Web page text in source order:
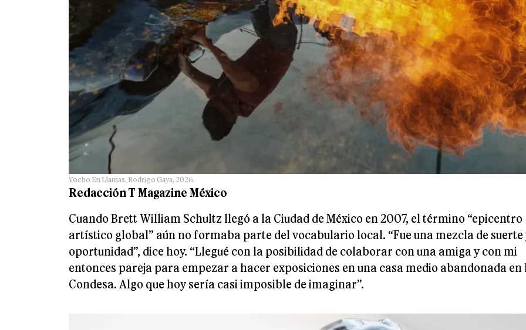
Vocho En Llamas, Rodrigo Gaya, 2026.
Redacción T Magazine México
Cuando Brett William Schultz llegó a la Ciudad de México en 2007, el término “epicentro
artístico global” aún no formaba parte del vocabulario local. “Fue una mezcla de suerte
oportunidad”, dice hoy. “Llegué con la posibilidad de colaborar con una amiga y con mi
entonces pareja para empezar a hacer exposiciones en una casa medio abandonada en
Condesa. Algo que hoy sería casi imposible de imaginar”.